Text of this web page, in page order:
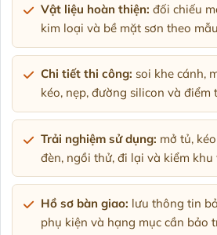
Vật liệu hoàn thiện: đối chiếu
kim loại và bề mặt sơn theo
Chi tiết thi công: soi khe cánh,
kéo, nẹp, đường silicon và điểm
Trải nghiệm sử dụng: mở tủ,
đèn, ngồi thử, đi lại và kiểm khu
Hồ sơ bàn giao: lưu thông tin
phụ kiện và hạng mục cần bảo